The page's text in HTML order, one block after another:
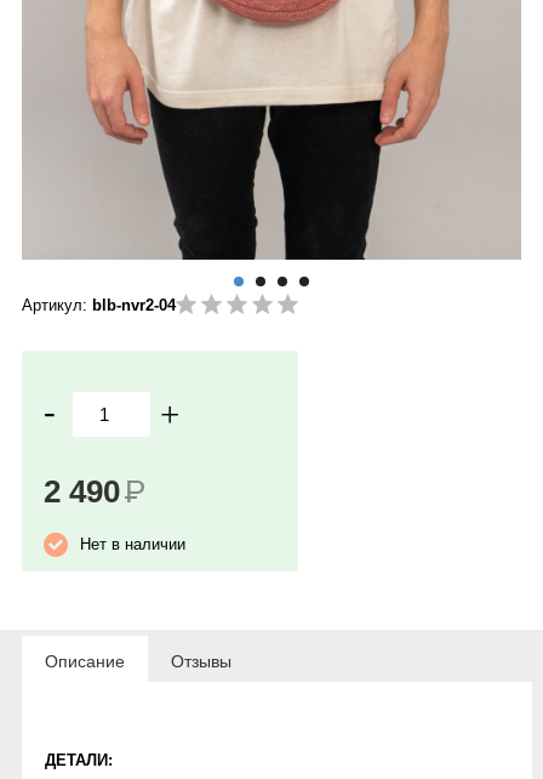
Артикул: blb-nvr2-04
- +
2 490Р
Нет в наличии
Описание Отзывы
ДЕТАЛИ: